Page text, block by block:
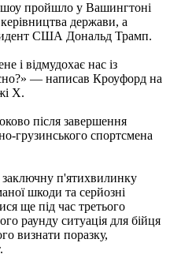
пройшло у Вашингтоні
держави, а
США Дональд Трамп.
і відмудохає нас із
— написав Кроуфорд на
Х.
після завершення
грузинського спортсмена
заключну п'ятихвилинку
шкоди та серйозні
ще під час третього
раунду ситуація для бійця
визнати поразку,